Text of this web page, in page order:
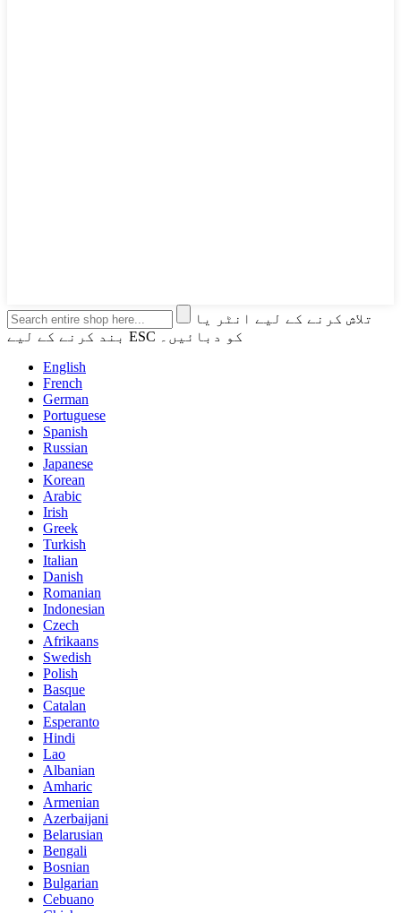
تلاش کرنے کے لیے انٹر یا
بند کرنے کے لیے ESC کو دبائیں۔
English
French
German
Portuguese
Spanish
Russian
Japanese
Korean
Arabic
Irish
Greek
Turkish
Italian
Danish
Romanian
Indonesian
Czech
Afrikaans
Swedish
Polish
Basque
Catalan
Esperanto
Hindi
Lao
Albanian
Amharic
Armenian
Azerbaijani
Belarusian
Bengali
Bosnian
Bulgarian
Cebuano